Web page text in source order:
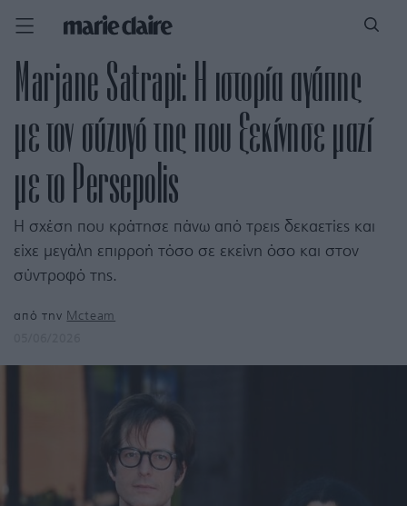
Marjane Satrapi: Η ιστορία αγάπης
με τον σύζυγό της που ξεκίνησε μαζί
με το Persepolis
Η σχέση που κράτησε πάνω από τρεις δεκαετίες και
είχε μεγάλη επιρροή τόσο σε εκείνη όσο και στον
σύντροφό της.
από την Mcteam